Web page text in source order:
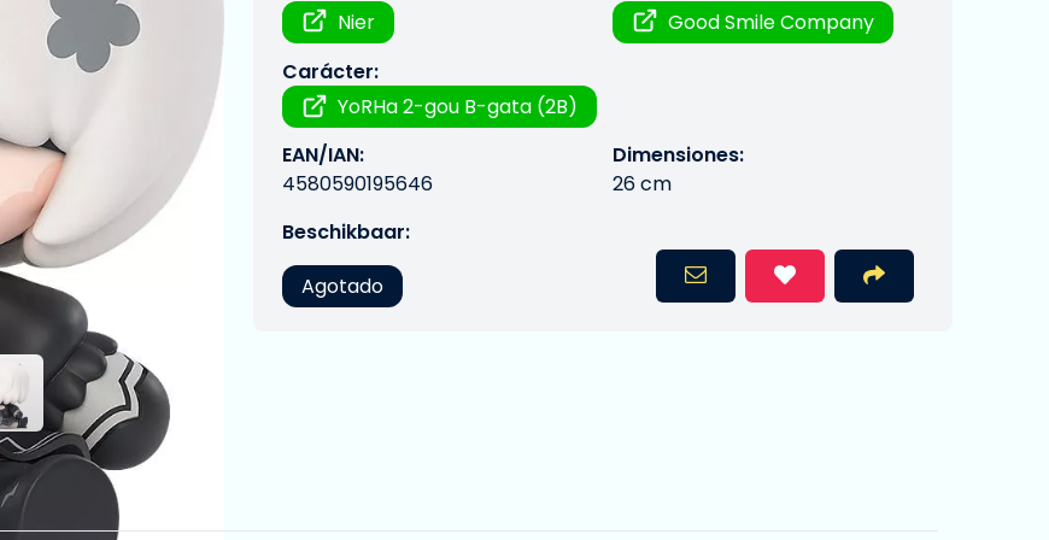
Nier
Good Smile Company
Carácter:
YoRHa 2-gou B-gata (2B)
EAN/IAN:
4580590195646
Dimensiones:
26 cm
Beschikbaar:
Agotado